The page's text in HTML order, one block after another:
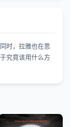
时，拉雅也在思
究竟该用什么方